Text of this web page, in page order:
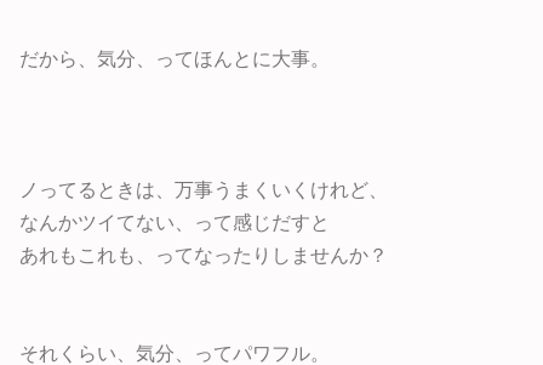
だから、気分、ってほんとに大事。
ノってるときは、万事うまくいくけれど、
なんかツイてない、って感じだすと
あれもこれも、ってなったりしませんか？
それくらい、気分、ってパワフル。